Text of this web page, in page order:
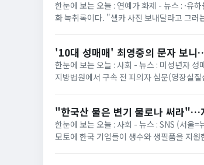
한눈에 보는 오늘 : 연예가 화제 - 뉴스 : ·유
화 녹취록이다. "셀카 사진 보내달라고 그
'10대 성매매' 최영중의 문자 보
한눈에 보는 오늘 : 사회 - 뉴스 : 미성년자
지방법원에서 구속 전 피의자 심문(영장실
"한국산 물은 변기 물로나 써라"…
한눈에 보는 오늘 : 사회 - 뉴스 : SNS (서울
모토에 한국 기업들이 생수와 생필품을 지